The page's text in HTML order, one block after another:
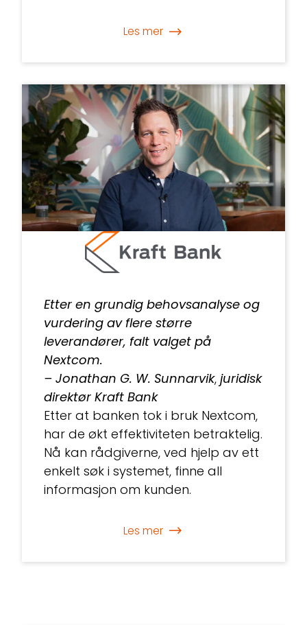
Les mer
Etter en grundig behovsanalyse og
vurdering av flere større
leverandører, falt valget på
Nextcom.
– Jonathan G. W. Sunnarvik, juridisk
direktør Kraft Bank
Etter at banken tok i bruk Nextcom,
har de økt effektiviteten betraktelig.
Nå kan rådgiverne, ved hjelp av ett
enkelt søk i systemet, finne all
informasjon om kunden.
Les mer